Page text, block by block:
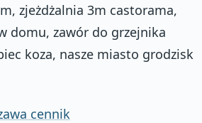
zjeżdżalnia 3m castorama,
domu, zawór do grzejnika
koza, nasze miasto grodzisk
cennik